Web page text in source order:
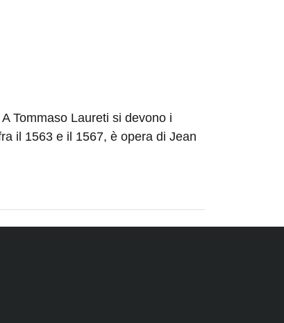
Tommaso Laureti si devono i
il 1563 e il 1567, è opera di Jean